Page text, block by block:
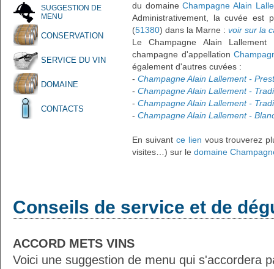
SUGGESTION DE
MENU
CONSERVATION
SERVICE DU VIN
DOMAINE
CONTACTS
du domaineChampagne Alain
Administrativement, la cuvée est
(51380) dans la Marne : voir sur la
Le Champagne Alain
champagne d'appellation
également d'autres cuvées :
- Champagne Alain Lallement -
- Champagne Alain Lallement -
- Champagne Alain Lallement -
- Champagne Alain Lallement -
En suivant ce lien vous trouverez
visites…) sur le domaine
Conseils de service et de
ACCORD METS VINS
Voici une suggestion de menu qui s'accordera